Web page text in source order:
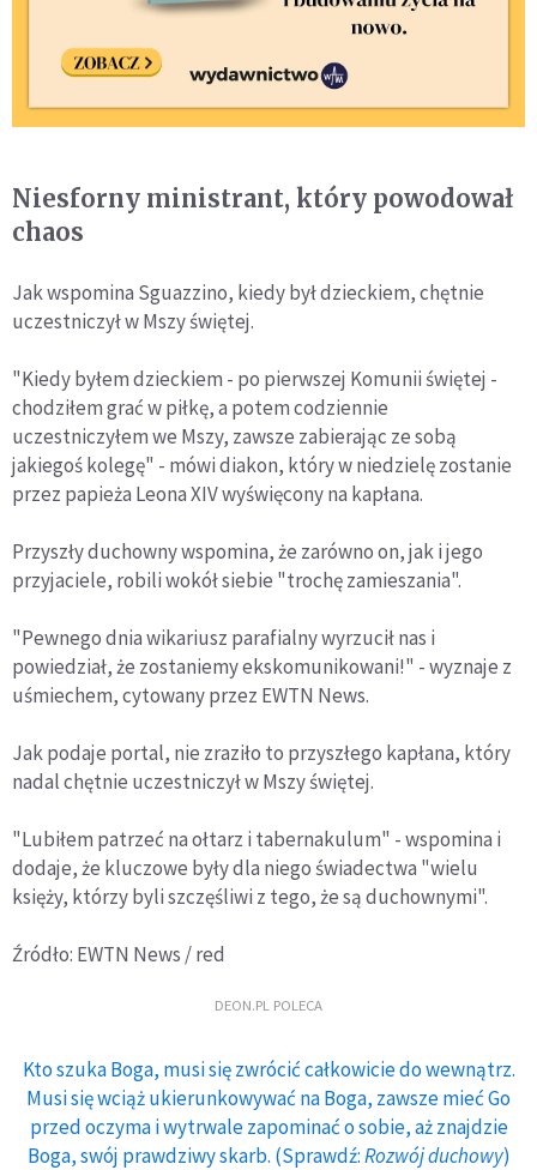
Niesforny ministrant, który powodował
chaos
Jak wspomina Sguazzino, kiedy był dzieckiem, chętnie
uczestniczył w Mszy świętej.
"Kiedy byłem dzieckiem - po pierwszej Komunii świętej -
chodziłem grać w piłkę, a potem codziennie
uczestniczyłem we Mszy, zawsze zabierając ze sobą
jakiegoś kolegę" - mówi diakon, który w niedzielę zostanie
przez papieża Leona XIV wyświęcony na kapłana.
Przyszły duchowny wspomina, że zarówno on, jak i jego
przyjaciele, robili wokół siebie "trochę zamieszania".
"Pewnego dnia wikariusz parafialny wyrzucił nas i
powiedział, że zostaniemy ekskomunikowani!" - wyznaje z
uśmiechem, cytowany przez EWTN News.
Jak podaje portal, nie zraziło to przyszłego kapłana, który
nadal chętnie uczestniczył w Mszy świętej.
"Lubiłem patrzeć na ołtarz i tabernakulum" - wspomina i
dodaje, że kluczowe były dla niego świadectwa "wielu
księży, którzy byli szczęśliwi z tego, że są duchownymi".
Źródło: EWTN News / red
DEON.PL POLECA
Kto szuka Boga, musi się zwrócić całkowicie do wewnątrz.
Musi się wciąż ukierunkowywać na Boga, zawsze mieć Go
przed oczyma i wytrwale zapominać o sobie, aż znajdzie
Boga, swój prawdziwy skarb. (Sprawdź:Rozwój duchowy)